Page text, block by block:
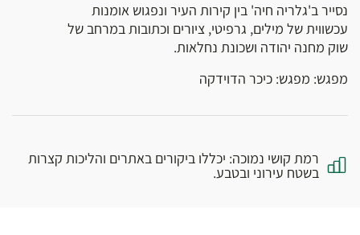
נסייר ב'גלריה חיה' בין קירות העיר ונפגוש אומנות
עכשווית של מילים, גרפיטי, ציורים וכתובות במרחב של
שוק מחנה יהודה ושכונת נחלאות.
מפגש: מפגש: כיכר הדוידקה
רמת קושי נמוכה: יכללו ביקורים באתרים והליכות קצרות
בשטח עירוני ובטבע.